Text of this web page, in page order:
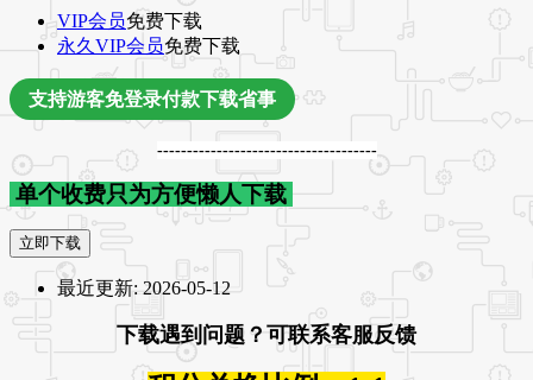
VIP会员免费下载
永久VIP会员免费下载
支持游客免登录付款下载省事
-------------------------------------
单个收费只为方便懒人下载
立即下载
最近更新: 2026-05-12
下载遇到问题？可联系客服反馈